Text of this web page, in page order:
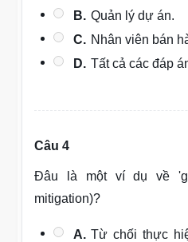
B. Quản lý dự án.
C. Nhân viên bán
D. Tất cả các đáp
Câu 4
Đâu là một ví dụ về
mitigation)?
A. Từ chối thực